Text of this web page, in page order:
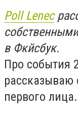
Poll Lenec
в Фкйсбук.
Про события
рассказываю
первого лица.